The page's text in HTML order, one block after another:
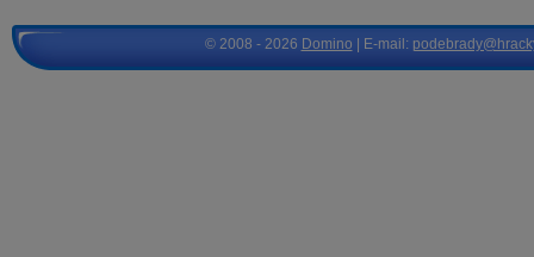
© 2008 - 2026 Domino | E-mail: